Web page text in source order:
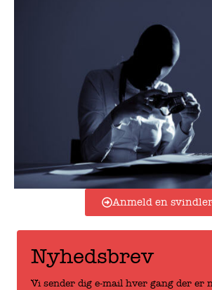
Anmeld en svindler
Nyhedsbrev
Vi sender dig e-mail hver gang der er